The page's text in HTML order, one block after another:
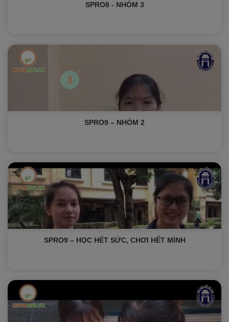
SPRO8 - NHÓM 3
SPRO9 – NHÓM 2
SPRO9 – HỌC HẾT SỨC, CHƠI HẾT MÌNH